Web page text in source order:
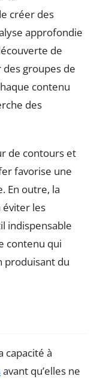
créer des
approfondie
de
groupes de
contenu
des
de contours et
favorise une
En outre, la
éviter les
indispensable
contenu qui
du
capacité à
avant qu’elles ne